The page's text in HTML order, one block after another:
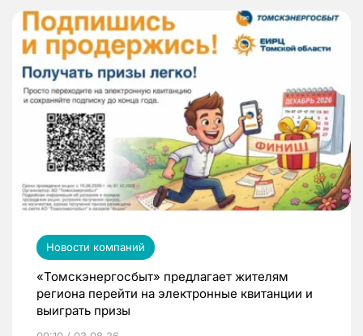
Новости компаний
«Томскэнергосбыт» предлагает жителям
региона перейти на электронные квитанции и
выиграть призы